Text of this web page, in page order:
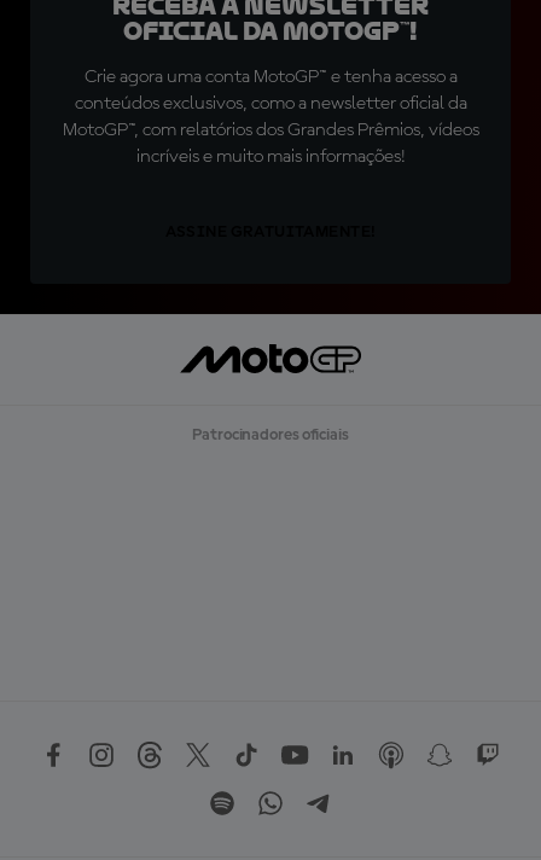
Receba a newsletter
oficial da MotoGP™!
Crie agora uma conta MotoGP™ e tenha acesso a
conteúdos exclusivos, como a newsletter oficial da
MotoGP™, com relatórios dos Grandes Prêmios, vídeos
incríveis e muito mais informações!
Patrocinadores oficiais